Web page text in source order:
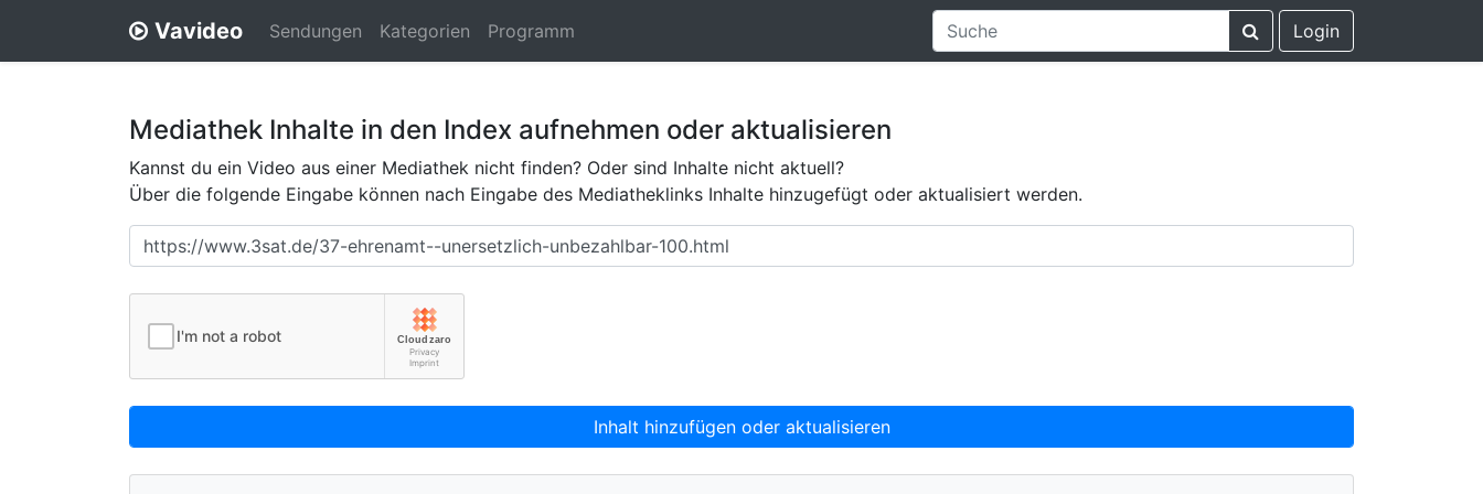
Vavideo Sendungen Kategorien Programm Login
Mediathek Inhalte in den Index aufnehmen oder aktualisieren
Kannst du ein Video aus einer Mediathek nicht finden? Oder sind Inhalte nicht aktuell?
Über die folgende Eingabe können nach Eingabe des Mediatheklinks Inhalte hinzugefügt oder aktualisiert werden.
Inhalt hinzufügen oder aktualisieren